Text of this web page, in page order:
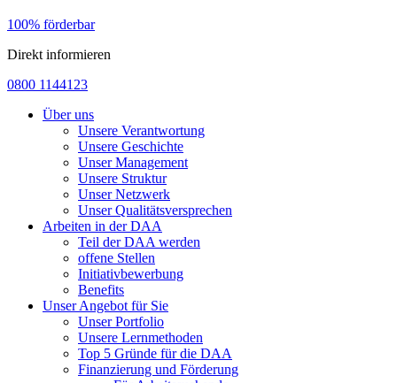
100% förderbar
Direkt informieren
0800 1144123
Über uns
Unsere Verantwortung
Unsere Geschichte
Unser Management
Unsere Struktur
Unser Netzwerk
Unser Qualitätsversprechen
Arbeiten in der DAA
Teil der DAA werden
offene Stellen
Initiativbewerbung
Benefits
Unser Angebot für Sie
Unser Portfolio
Unsere Lernmethoden
Top 5 Gründe für die DAA
Finanzierung und Förderung